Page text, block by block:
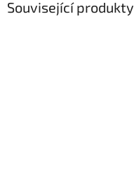
Související produkty